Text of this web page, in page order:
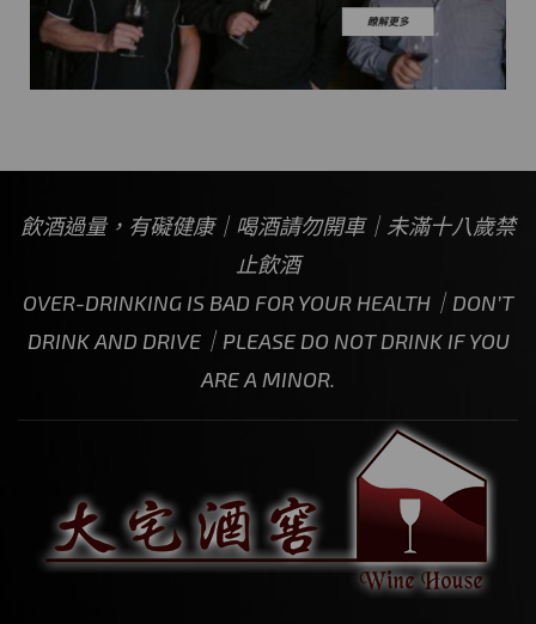
飲酒過量，有礙健康｜喝酒請勿開車｜未滿十八歲禁
止飲酒
OVER-DRINKING IS BAD FOR YOUR HEALTH｜DON’T
DRINK AND DRIVE｜PLEASE DO NOT DRINK IF YOU
ARE A MINOR.